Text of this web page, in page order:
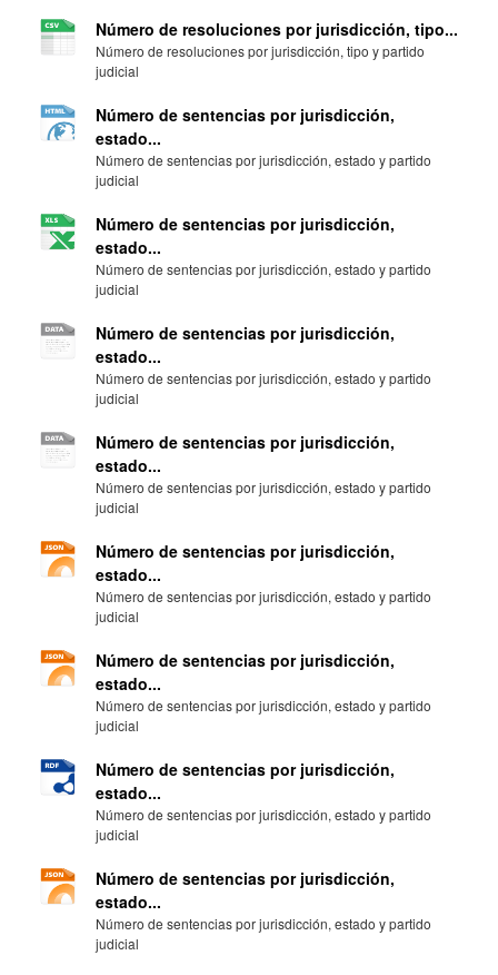
Número de resoluciones por jurisdicción, tipo...
Número de resoluciones por jurisdicción, tipo y partido
judicial
Número de sentencias por jurisdicción,
estado...
Número de sentencias por jurisdicción, estado y partido
judicial
Número de sentencias por jurisdicción,
estado...
Número de sentencias por jurisdicción, estado y partido
judicial
Número de sentencias por jurisdicción,
estado...
Número de sentencias por jurisdicción, estado y partido
judicial
Número de sentencias por jurisdicción,
estado...
Número de sentencias por jurisdicción, estado y partido
judicial
Número de sentencias por jurisdicción,
estado...
Número de sentencias por jurisdicción, estado y partido
judicial
Número de sentencias por jurisdicción,
estado...
Número de sentencias por jurisdicción, estado y partido
judicial
Número de sentencias por jurisdicción,
estado...
Número de sentencias por jurisdicción, estado y partido
judicial
Número de sentencias por jurisdicción,
estado...
Número de sentencias por jurisdicción, estado y partido
judicial